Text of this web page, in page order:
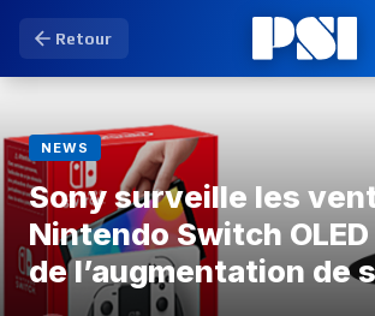
Retour
NEWS
Sony surveille les
Nintendo Switch
de l’augmentation de